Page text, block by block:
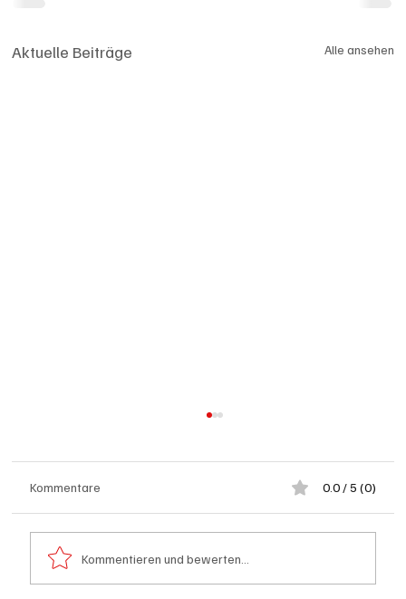
Aktuelle Beiträge Alle ansehen
Schulanfang: Achtung Kinder
Kommentare 0.0 / 5 (0)
Kommentieren und bewerten...